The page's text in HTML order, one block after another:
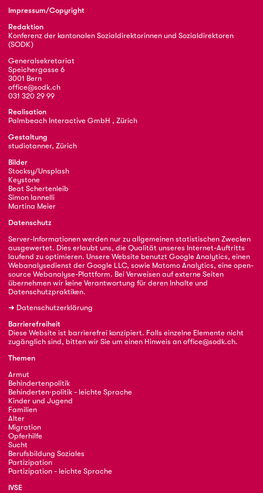
Impressum/Copyright
Redaktion
Konferenz der kantonalen Sozialdirektorinnen und Sozialdirektoren
(SODK)
Generalsekretariat
Speichergasse 6
3001 Bern
office@sodk.ch
031 320 29 99
Realisation
Palmbeach Interactive GmbH , Zürich
Gestaltung
studiotanner, Zürich
Bilder
Stocksy/Unsplash
Keystone
Beat Schertenleib
Simon Iannelli
Martina Meier
Datenschutz
Server-Informationen werden nur zu allgemeinen statistischen Zwecken
ausgewertet. Dies erlaubt uns, die Qualität unseres Internet-Auftritts
laufend zu optimieren. Unsere Website benutzt Google Analytics, einen
Webanalysedienst der Google LLC, sowie Matomo Analytics, eine open-
source Webanalyse-Plattform. Bei Verweisen auf externe Seiten
übernehmen wir keine Verantwortung für deren Inhalte und
Datenschutzpraktiken.
➜ Datenschutzerklärung
Barrierefreiheit
Diese Website ist barrierefrei konzipiert. Falls einzelne Elemente nicht
zugänglich sind, bitten wir Sie um einen Hinweis an office@sodk.ch.
Themen
Armut
Behindertenpolitik
Behinderten·politik - leichte Sprache
Kinder und Jugend
Familien
Alter
Migration
Opferhilfe
Sucht
Berufsbildung Soziales
Partizipation
Partizipation - leichte Sprache
IVSE